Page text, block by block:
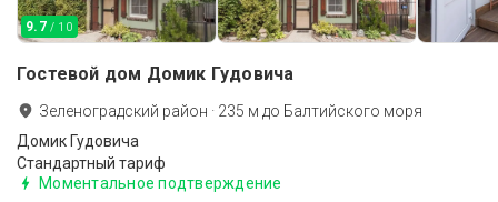
9.7 / 10
Гостевой дом Домик Гудовича
Зеленоградский район · 235 м до Балтийского моря
Домик Гудовича
Стандартный тариф
Моментальное подтверждение